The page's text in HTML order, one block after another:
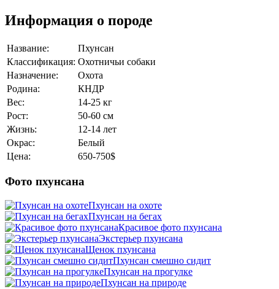
Информация о породе
Название:
Пхунсан
Классификация: Охотничьи собаки
Назначение:
Охота
Родина:
КНДР
Вес:
14-25 кг
Рост:
50-60 см
Жизнь:
12-14 лет
Окрас:
Белый
Цена:
650-750$
Фото пхунсана
Пхунсан на охоте
Пхунсан на бегах
Красивое фото пхунсана
Экстерьер пхунсана
Щенок пхунсана
Пхунсан смешно сидит
Пхунсан на прогулке
Пхунсан на природе